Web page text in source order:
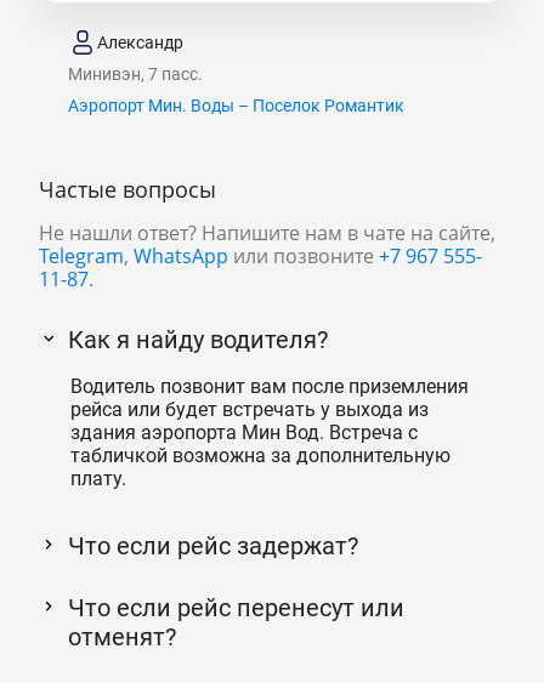
Александр
Минивэн, 7 пасс.
Аэропорт Мин. Воды – Поселок Романтик
Частые вопросы
Не нашли ответ? Напишите нам в чате на сайте,
Telegram, WhatsApp или позвоните +7 967 555-
11-87.
Как я найду водителя?
Водитель позвонит вам после приземления
рейса или будет встречать у выхода из
здания аэропорта Мин Вод. Встреча с
табличкой возможна за дополнительную
плату.
Что если рейс задержат?
Что если рейс перенесут или
отменят?